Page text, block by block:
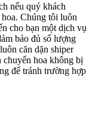
nếu quý khách
Chúng tôi luôn
cho bạn một dịch vụ
bảo đủ số lượng
căn dặn shiper
chuyển hoa không bị
để tránh trường hợp